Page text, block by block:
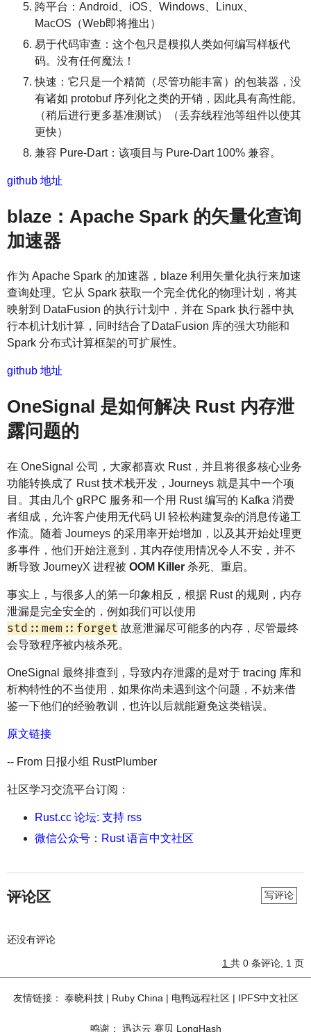
跨平台：Android、iOS、Windows、Linux、
MacOS（Web即将推出）
易于代码审查：这个包只是模拟人类如何编写样板代
码。没有任何魔法！
快速：它只是一个精简（尽管功能丰富）的包装器，没
有诸如 protobuf 序列化之类的开销，因此具有高性能。
（稍后进行更多基准测试）（丢弃线程池等组件以使其
更快）
兼容 Pure-Dart：该项目与 Pure-Dart 100% 兼容。
github 地址
blaze：Apache Spark 的矢量化查询
加速器
作为 Apache Spark 的加速器，blaze 利用矢量化执行来加速
查询处理。它从 Spark 获取一个完全优化的物理计划，将其
映射到 DataFusion 的执行计划中，并在 Spark 执行器中执
行本机计划计算，同时结合了DataFusion 库的强大功能和
Spark 分布式计算框架的可扩展性。
github 地址
OneSignal 是如何解决 Rust 内存泄
露问题的
在 OneSignal 公司，大家都喜欢 Rust，并且将很多核心业务
功能转换成了 Rust 技术栈开发，Journeys 就是其中一个项
目。其由几个 gRPC 服务和一个用 Rust 编写的 Kafka 消费
者组成，允许客户使用无代码 UI 轻松构建复杂的消息传递工
作流。随着 Journeys 的采用率开始增加，以及其开始处理更
多事件，他们开始注意到，其内存使用情况令人不安，并不
断导致 JourneyX 进程被 OOM Killer 杀死、重启。
事实上，与很多人的第一印象相反，根据 Rust 的规则，内存
泄漏是完全安全的，例如我们可以使用
std::mem::forget 故意泄漏尽可能多的内存，尽管最终
会导致程序被内核杀死。
OneSignal 最终排查到，导致内存泄露的是对于 tracing 库和
析构特性的不当使用，如果你尚未遇到这个问题，不妨来借
鉴一下他们的经验教训，也许以后就能避免这类错误。
原文链接
-- From 日报小组 RustPlumber
社区学习交流平台订阅：
Rust.cc 论坛: 支持 rss
微信公众号：Rust 语言中文社区
评论区 写评论
还没有评论
1 共 0 条评论, 1 页
友情链接： 泰晓科技| Ruby China | 电鸭远程社区| IPFS中文社区
鸣谢： 迅达云 赛贝 LongHash